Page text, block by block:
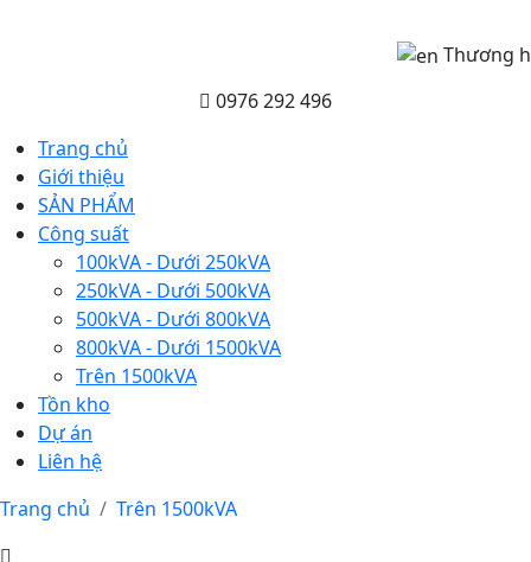
Thương
0976 292 496
Trang chủ
Giới thiệu
SẢN PHẨM
Công suất
100kVA - Dưới 250kVA
250kVA - Dưới 500kVA
500kVA - Dưới 800kVA
800kVA - Dưới 1500kVA
Trên 1500kVA
Tồn kho
Dự án
Liên hệ
Trang chủ
Trên 1500kVA